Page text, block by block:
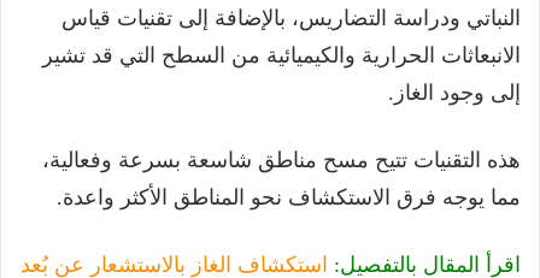
النباتي ودراسة التضاريس، بالإضافة إلى تقنيات قياس
الانبعاثات الحرارية والكيميائية من السطح التي قد تشير
إلى وجود الغاز.
هذه التقنيات تتيح مسح مناطق شاسعة بسرعة وفعالية،
مما يوجه فرق الاستكشاف نحو المناطق الأكثر واعدة.
اقرأ المقال بالتفصيل: استكشاف الغاز بالاستشعار عن بُعد